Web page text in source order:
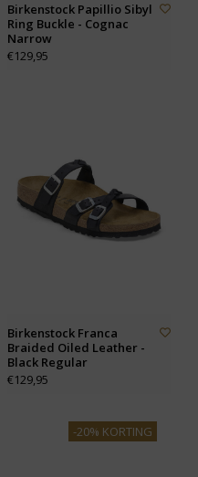
Birkenstock Papillio Sibyl
Ring Buckle - Cognac
Narrow
€129,95
Birkenstock Franca
Braided Oiled Leather -
Black Regular
€129,95
-20% KORTING